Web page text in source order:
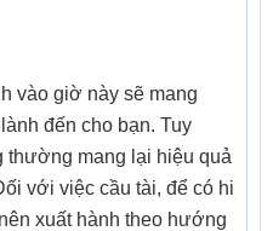
vào giờ này sẽ mang
đến cho bạn. Tuy
thường mang lại hiệu quả
với việc cầu tài, để có hi
xuất hành theo hướng